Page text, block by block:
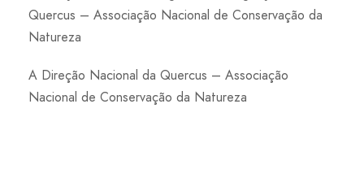
Quercus – Associação Nacional de Conservação da
Natureza
A Direção Nacional da Quercus – Associação
Nacional de Conservação da Natureza